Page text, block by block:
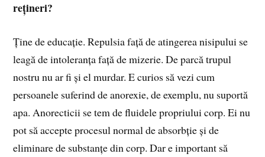
rețineri?
Ține de educație. Repulsia față de atingerea nisipului se
leagă de intoleranța față de mizerie. De parcă trupul
nostru nu ar fi și el murdar. E curios să vezi cum
persoanele suferind de anorexie, de exemplu, nu suportă
apa. Anorecticii se tem de fluidele propriului corp. Ei nu
pot să accepte procesul normal de absorbție și de
eliminare de substanțe din corp. Dar e important să